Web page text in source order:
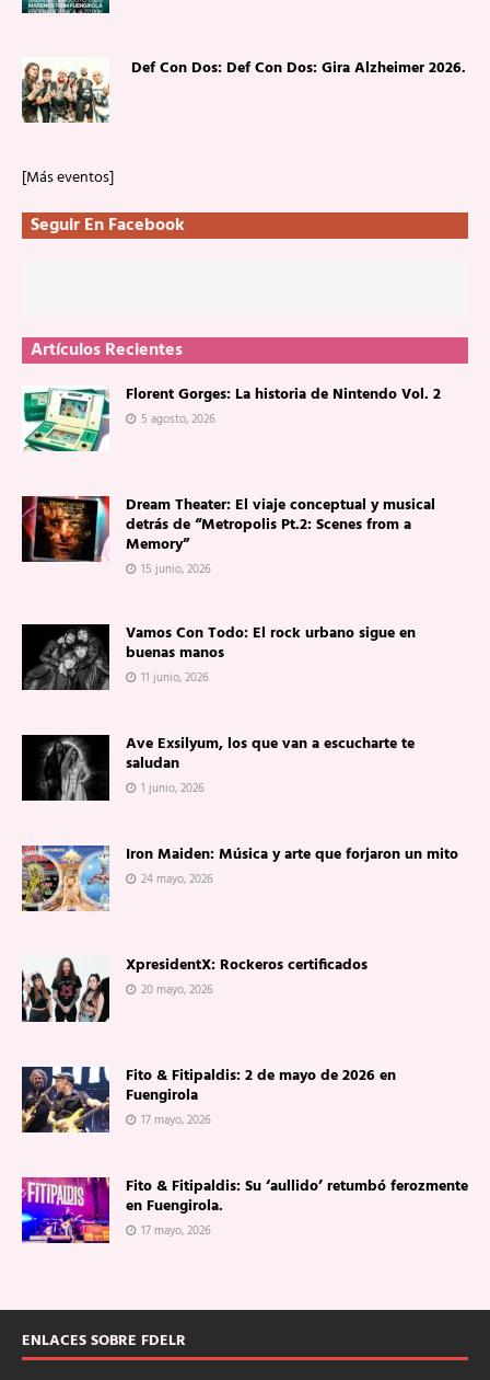
Def Con Dos: Def Con Dos: Gira Alzheimer 2026.
[Más eventos]
Seguir En Facebook
Artículos Recientes
Florent Gorges: La historia de Nintendo Vol. 2
5 agosto, 2026
Dream Theater: El viaje conceptual y musical
detrás de “Metropolis Pt.2: Scenes from a
Memory”
15 junio, 2026
Vamos Con Todo: El rock urbano sigue en
buenas manos
11 junio, 2026
Ave Exsilyum, los que van a escucharte te
saludan
1 junio, 2026
Iron Maiden: Música y arte que forjaron un mito
24 mayo, 2026
XpresidentX: Rockeros certificados
20 mayo, 2026
Fito & Fitipaldis: 2 de mayo de 2026 en
Fuengirola
17 mayo, 2026
Fito & Fitipaldis: Su ‘aullido’ retumbó ferozmente
en Fuengirola.
17 mayo, 2026
ENLACES SOBRE FDELR